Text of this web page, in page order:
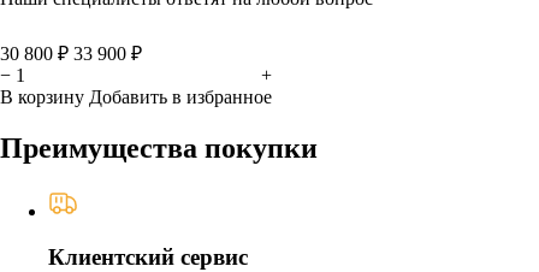
30 800 ₽ 33 900 ₽
−
+
В корзину Добавить в избранное
Преимущества покупки
Клиентский сервис